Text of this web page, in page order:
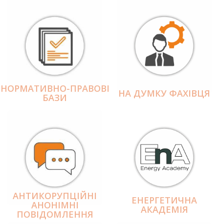
НОРМАТИВНО-ПРАВОВІ
БАЗИ НА ДУМКУ ФАХІВЦЯ
АНТИКОРУПЦІЙНІ
АНОНІМНІ
ПОВІДОМЛЕННЯ
ЕНЕРГЕТИЧНА
АКАДЕМІЯ